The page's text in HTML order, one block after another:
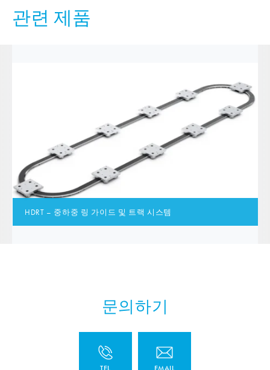
관련 제품
HDRT – 중하중 링 가이드 및 트랙 시스템